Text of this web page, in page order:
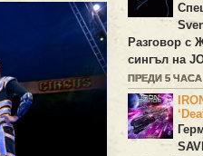
Разговор с
сингъл на
ПРЕДИ 5 ЧАСА